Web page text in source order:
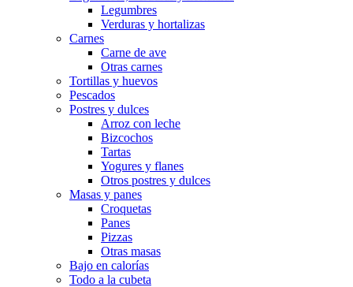
Legumbres
Verduras y hortalizas
Carnes
Carne de ave
Otras carnes
Tortillas y huevos
Pescados
Postres y dulces
Arroz con leche
Bizcochos
Tartas
Yogures y flanes
Otros postres y dulces
Masas y panes
Croquetas
Panes
Pizzas
Otras masas
Bajo en calorías
Todo a la cubeta